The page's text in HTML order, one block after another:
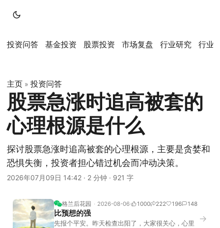
投资问答 基金投资 股票投资 市场复盘 行业研究 行业
主页 » 投资问答
股票急涨时追高被套的
心理根源是什么
探讨股票急涨时追高被套的心理根源，主要是贪婪和
恐惧失衡，投资者担心错过机会而冲动决策。
2026年07月09日 14:42 · 2 分钟 · 921 字
格兰后花园 2026-08-06 1000 222 196 148
比预想的强
先报个平安。昨天检查出阳了，大家很关心，心里
→